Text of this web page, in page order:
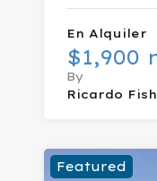
En Alquiler
$1,900
By
Ricardo Fish
Featured